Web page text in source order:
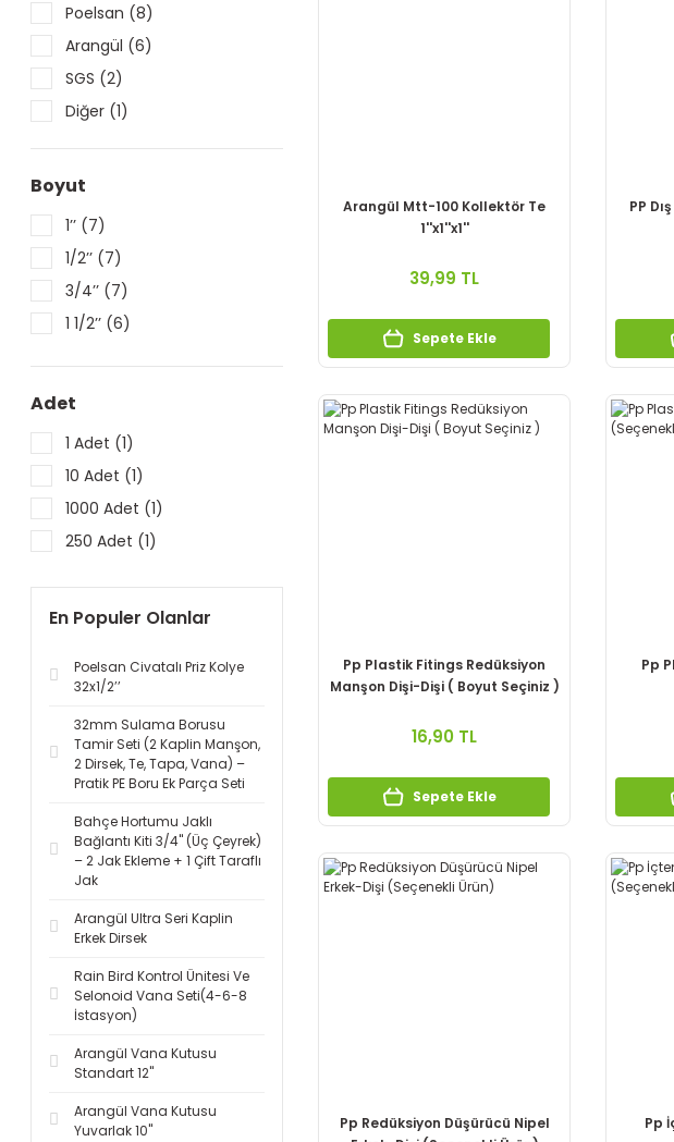
Poelsan (8)
Arangül (6)
SGS (2)
Diğer (1)
Boyut
1’’ (7)
1/2’’ (7)
3/4’’ (7)
1 1/2’’ (6)
1 1/2’’ x 1’’ (2)
1 1/2’’x1 1/4’’ (2)
1 1/4’’x1’’ (2)
1’’ x 1/2’’ (2)
1’’ x 3/4’’ (2)
2’’x1 1/2’’ (2)
1 1/2"x1 1/2"x1 1/2" (1)
1 1/4’’ x 1’’ (1)
1 1/4"x1 1/4"x1 1/4" (1)
1'' x 1'' x 1'' (1)
1’’x3/4’’ (1)
1"x1/2 (1)
1/2’’x1/2’’ (1)
1/2’’x1/2’’x1/2 (1)
2 1/2"x2" (1)
2'' x 1'' (1)
2’’ x 1 1/2’’ (1)
2"x2"x2" (1)
3/4’’x3/4’’x3/4’’ (1)
Adet
1 Adet (1)
10 Adet (1)
1000 Adet (1)
250 Adet (1)
En Populer Olanlar
Poelsan Civatalı Priz Kolye
32x1/2’’
32mm Sulama Borusu
Tamir Seti (2 Kaplin Manşon,
2 Dirsek, Te, Tapa, Vana) –
Pratik PE Boru Ek Parça Seti
Bahçe Hortumu Jaklı
Bağlantı Kiti 3/4'' (Üç Çeyrek)
– 2 Jak Ekleme + 1 Çift Taraflı
Jak
Arangül Ultra Seri Kaplin
Erkek Dirsek
Rain Bird Kontrol Ünitesi Ve
Selonoid Vana Seti(4-6-8
İstasyon)
Arangül Vana Kutusu
Standart 12''
Arangül Vana Kutusu
Yuvarlak 10''
Arangül Mtt-100 Kollektör Te
1''x1''x1''
39,99 TL
Sepete Ekle
PP
Pp Plastik Fitings Redüksiyon
Manşon Dişi-Dişi ( Boyut Seçiniz )
16,90 TL
Sepete Ekle
Pp
Pp Redüksiyon Düşürücü Nipel
Pp